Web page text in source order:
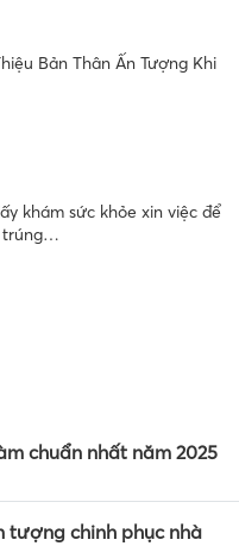
Bản Thân Ấn Tượng Khi
khám sức khỏe xin việc để
trúng…
chuẩn nhất năm 2025
tượng chinh phục nhà